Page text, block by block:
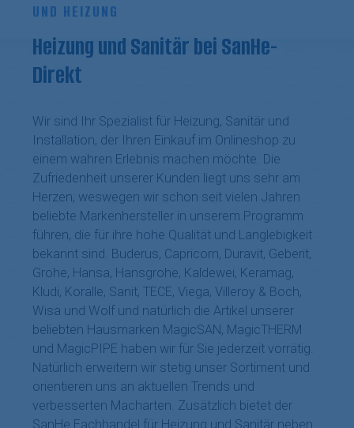
UND HEIZUNG
Heizung und Sanitär bei SanHe-
Direkt
Wir sind Ihr Spezialist für Heizung, Sanitär und
Installation, der Ihren Einkauf im Onlineshop zu
einem wahren Erlebnis machen möchte. Die
Zufriedenheit unserer Kunden liegt uns sehr am
Herzen, weswegen wir schon seit vielen Jahren
beliebte Markenhersteller in unserem Programm
führen, die für ihre hohe Qualität und Langlebigkeit
bekannt sind. Buderus, Capricorn, Duravit, Geberit,
Grohe, Hansa, Hansgrohe, Kaldewei, Keramag,
Kludi, Koralle, Sanit, TECE, Viega, Villeroy & Boch,
Wisa und Wolf und natürlich die Artikel unserer
beliebten Hausmarken MagicSAN, MagicTHERM
und MagicPIPE haben wir für Sie jederzeit vorrätig.
Natürlich erweitern wir stetig unser Sortiment und
orientieren uns an aktuellen Trends und
verbesserten Macharten. Zusätzlich bietet der
SanHe Fachhandel für Heizung und Sanitär neben